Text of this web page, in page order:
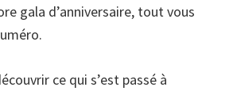
gala d’anniversaire, tout vous
ce qui s’est passé à